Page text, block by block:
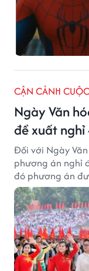
CẬN CẢNH
Ngày Văn
đề xuất
Đối với Ngày
phương án nghỉ
đó phương án
liên tục từ 21/11
làm việc sang